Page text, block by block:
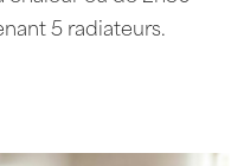
5 radiateurs.